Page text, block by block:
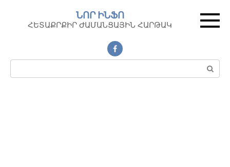
контенту
ՆՈՐ ԻՆՖՈ
ՀԵՏԱՔՐՔԻՐ ԺԱՄԱՆՑԱՅԻՆ ՀԱՐԹԱԿ
Поиск: